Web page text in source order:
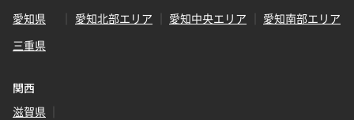
愛知県
愛知北部エリア 愛知中央エリア
愛知南部エリア
三重県
関西
滋賀県